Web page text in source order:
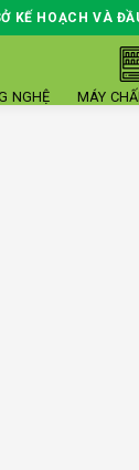
KẾ HOẠCH VÀ
NGHỆ MÁY